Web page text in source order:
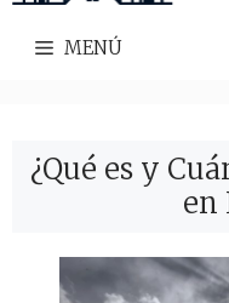
MENÚ
¿Qué es y
en